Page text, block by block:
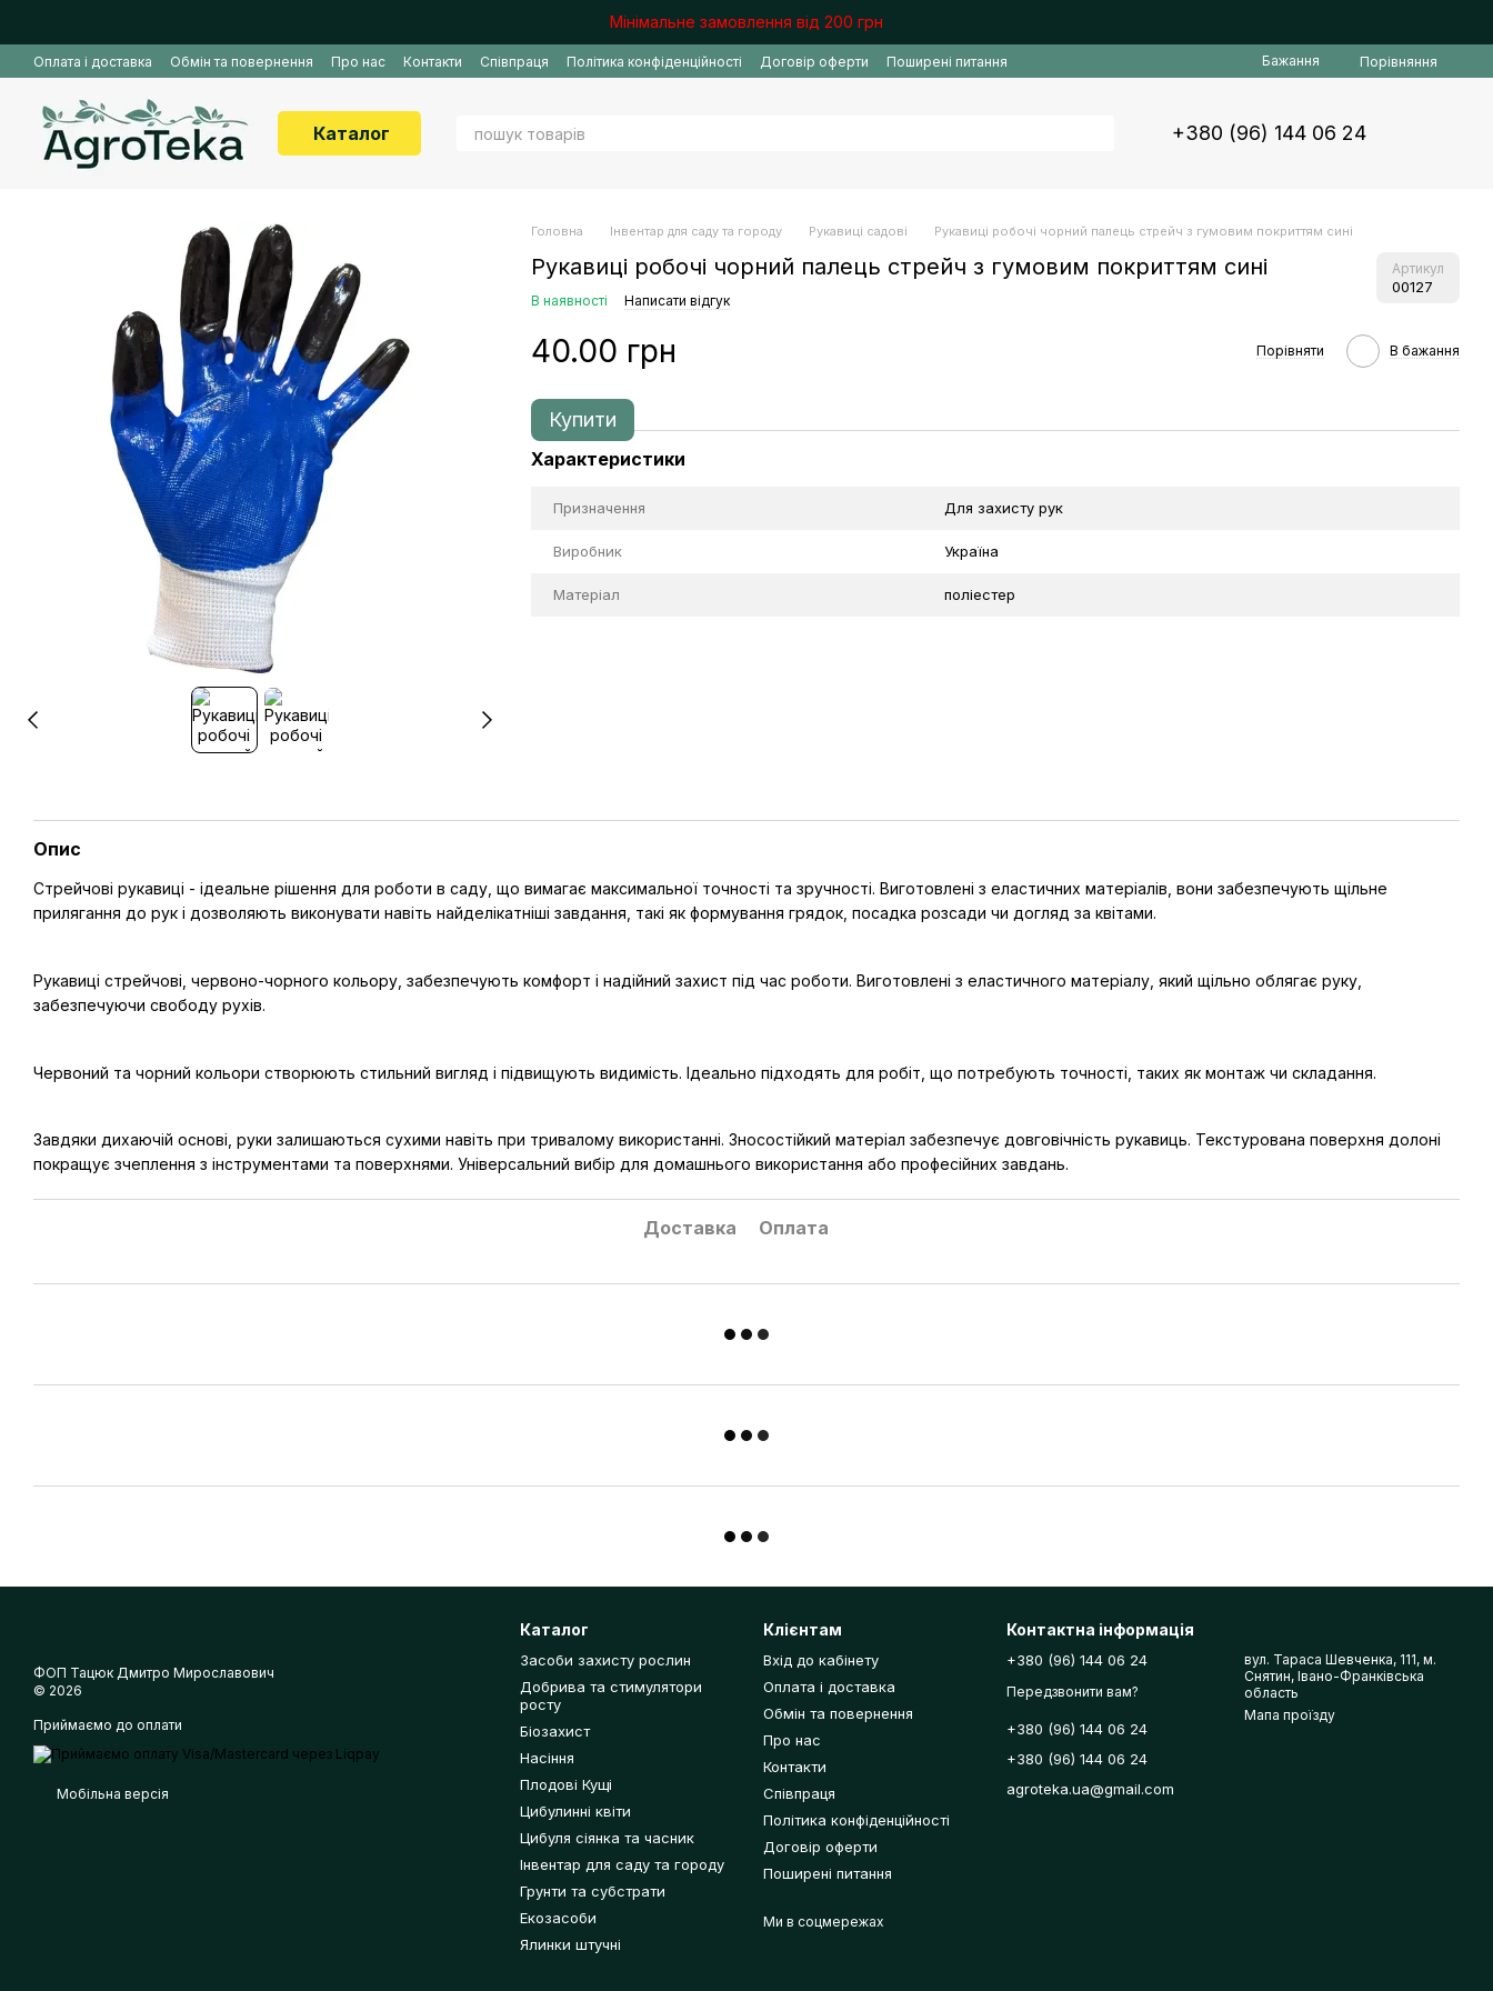
Мінімальне замовлення від 200 грн
Оплата і доставка Обмін та повернення Про нас Контакти Співпраця Політика конфіденційності Договір оферти Поширені питання Бажання Порівняння
Каталог +380 (96) 144 06 24
Головна Інвентар для саду та городу Рукавиці садові Рукавиці робочі чорний палець стрейч з гумовим покриттям сині
Рукавиці робочі чорний палець стрейч з гумовим покриттям сині Артикул
00127
В наявності Написати відгук
40.00 грн Порівняти В бажання
Купити
Характеристики
Призначення Для захисту рук
Виробник Україна
Матеріал поліестер
Опис
Стрейчові рукавиці - ідеальне рішення для роботи в саду, що вимагає максимальної точності та зручності. Виготовлені з еластичних матеріалів, вони забезпечують щільне
прилягання до рук і дозволяють виконувати навіть найделікатніші завдання, такі як формування грядок, посадка розсади чи догляд за квітами.
Рукавиці стрейчові, червоно-чорного кольору, забезпечують комфорт і надійний захист під час роботи. Виготовлені з еластичного матеріалу, який щільно облягає руку,
забезпечуючи свободу рухів.
Червоний та чорний кольори створюють стильний вигляд і підвищують видимість. Ідеально підходять для робіт, що потребують точності, таких як монтаж чи складання.
Завдяки дихаючій основі, руки залишаються сухими навіть при тривалому використанні. Зносостійкий матеріал забезпечує довговічність рукавиць. Текстурована поверхня долоні
покращує зчеплення з інструментами та поверхнями. Універсальний вибір для домашнього використання або професійних завдань.
Доставка Оплата
ФОП Тацюк Дмитро Мирославович
© 2026
Приймаємо до оплати
Мобільна версія
Каталог
Засоби захисту рослин
Добрива та стимулятори
росту
Біозахист
Насіння
Плодові Кущі
Цибулинні квіти
Цибуля сіянка та часник
Інвентар для саду та городу
Грунти та субстрати
Екозасоби
Ялинки штучні
Клієнтам
Вхід до кабінету
Оплата і доставка
Обмін та повернення
Про нас
Контакти
Співпраця
Політика конфіденційності
Договір оферти
Поширені питання
Ми в соцмережах
Контактна інформація
+380 (96) 144 06 24
Передзвонити вам?
+380 (96) 144 06 24
+380 (96) 144 06 24
agroteka.ua@gmail.com
вул. Тараса Шевченка, 111, м.
Снятин, Івано-Франківська
область
Мапа проїзду